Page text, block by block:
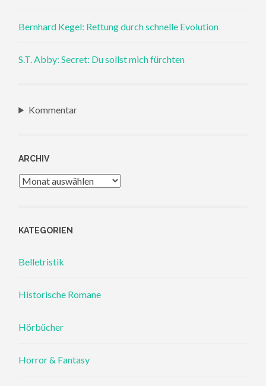
Bernhard Kegel: Rettung durch schnelle Evolution
S.T. Abby: Secret: Du sollst mich fürchten
Kommentar
ARCHIV
Archiv
KATEGORIEN
Belletristik
Historische Romane
Hörbücher
Horror & Fantasy